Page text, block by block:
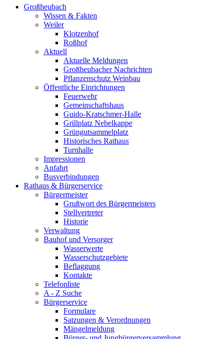
Großheubach
Wissen & Fakten
Weiler
Klotzenhof
Roßhof
Aktuell
Aktuelle Meldungen
Großheubacher Nachrichten
Pflanzenschutz Weinbau
Öffentliche Einrichtungen
Feuerwehr
Gemeinschaftshaus
Guido-Kratschmer-Halle
Grillplatz Nebelkappe
Grüngutsammelplatz
Historisches Rathaus
Turnhalle
Impressionen
Anfahrt
Busverbindungen
Rathaus & Bürgerservice
Bürgermeister
Grußwort des Bürgermeisters
Stellvertreter
Historie
Verwaltung
Bauhof und Versorger
Wasserwerte
Wasserschutzgebiete
Beflaggung
Kontakte
Telefonliste
A - Z Suche
Bürgerservice
Formulare
Satzungen & Verordnungen
Mängelmeldung